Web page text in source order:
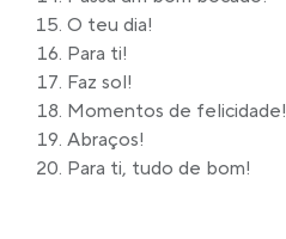
O teu dia!
Para ti!
Faz sol!
Momentos de felicidade!
Abraços!
Para ti, tudo de bom!